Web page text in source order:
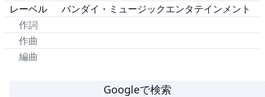
レーベル
バンダイ・ミュージックエンタテインメント
作詞
作曲
編曲
Googleで検索